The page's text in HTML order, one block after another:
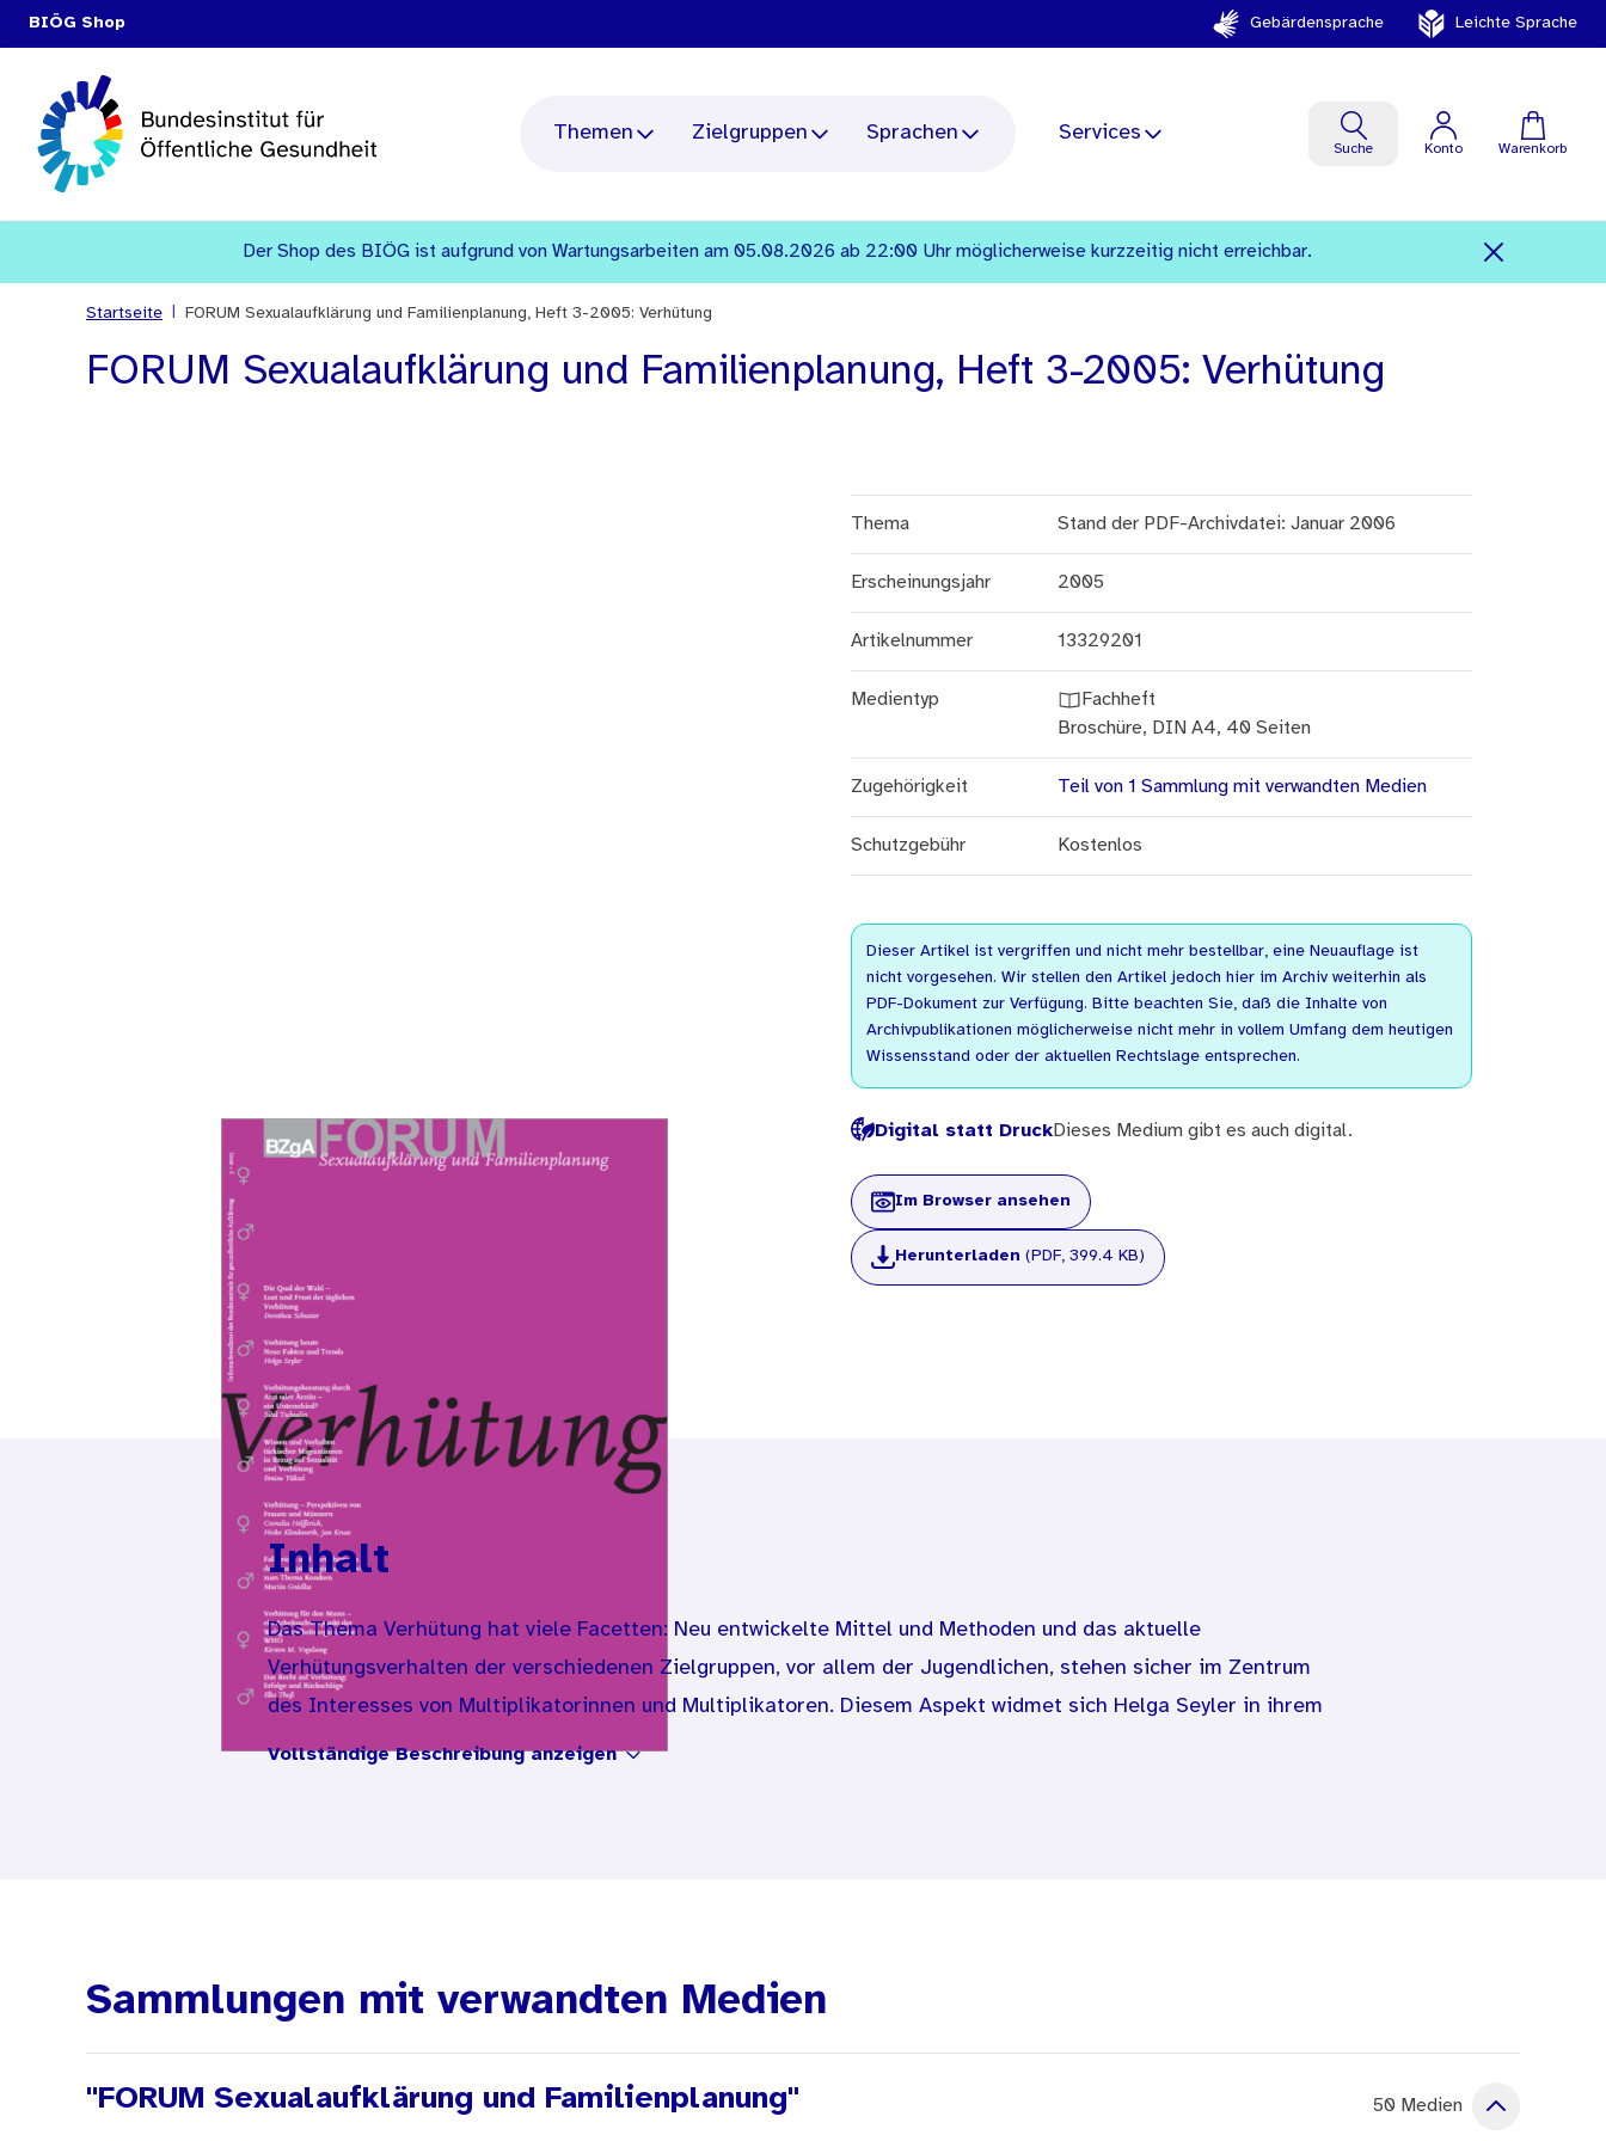
BIÖG Shop Gebärdensprache Leichte Sprache
Themen Zielgruppen Sprachen Services
Suche Konto Warenkorb
Der Shop des BIÖG ist aufgrund von Wartungsarbeiten am 05.08.2026 ab 22:00 Uhr möglicherweise kurzzeitig nicht erreichbar.
Startseite FORUM Sexualaufklärung und Familienplanung, Heft 3-2005: Verhütung
FORUM Sexualaufklärung und Familienplanung, Heft 3-2005: Verhütung
Thema Stand der PDF-Archivdatei: Januar 2006
Erscheinungsjahr 2005
Artikelnummer 13329201
Medientyp
Fachheft
Broschüre, DIN A4, 40 Seiten
Zugehörigkeit Teil von 1 Sammlung mit verwandten Medien
Schutzgebühr Kostenlos
Dieser Artikel ist vergriffen und nicht mehr bestellbar, eine Neuauflage ist
nicht vorgesehen. Wir stellen den Artikel jedoch hier im Archiv weiterhin als
PDF-Dokument zur Verfügung. Bitte beachten Sie, daß die Inhalte von
Archivpublikationen möglicherweise nicht mehr in vollem Umfang dem heutigen
Wissensstand oder der aktuellen Rechtslage entsprechen.
Digital statt DruckDieses Medium gibt es auch digital.
Im Browser ansehen
Herunterladen (PDF, 399.4 KB)
Inhalt
Das Thema Verhütung hat viele Facetten: Neu entwickelte Mittel und Methoden und das aktuelle
Verhütungsverhalten der verschiedenen Zielgruppen, vor allem der Jugendlichen, stehen sicher im Zentrum
des Interesses von Multiplikatorinnen und Multiplikatoren. Diesem Aspekt widmet sich Helga Seyler in ihrem
Beitrag.
Verhütungsberatung durch Gynäkologe und Gynäkologin bestehen - mit interessanten Ergebnissen. Bislang
gynäkologischen Praxis in Berlin befragt und berichtet von, zumindest aus westeuropäischer Sicht,
alarmierenden Tendenzen beim Verhütungsverhalten, die unter anderem die Frage nach der Erreichbarkeit
Vollständige Beschreibung anzeigen
Sammlungen mit verwandten Medien
"FORUM Sexualaufklärung und Familienplanung" 50 Medien